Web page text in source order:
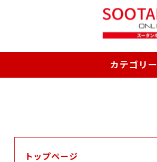
カテゴリー
トップページ